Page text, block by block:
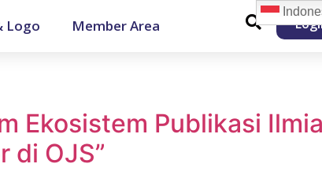
Logo Member Area
Ekosistem Publikasi
di OJS”